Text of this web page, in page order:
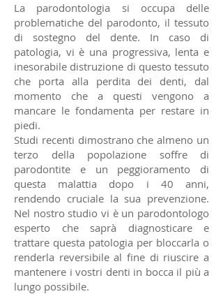
La parodontologia si occupa delle
problematiche del parodonto, il tessuto
di sostegno del dente. In caso di
patologia, vi è una progressiva, lenta e
inesorabile distruzione di questo tessuto
che porta alla perdita dei denti, dal
momento che a questi vengono a
mancare le fondamenta per restare in
piedi.
Studi recenti dimostrano che almeno un
terzo della popolazione soffre di
parodontite e un peggioramento di
questa malattia dopo i 40 anni,
rendendo cruciale la sua prevenzione.
Nel nostro studio vi è un parodontologo
esperto che saprà diagnosticare e
trattare questa patologia per bloccarla o
renderla reversibile al fine di riuscire a
mantenere i vostri denti in bocca il più a
lungo possibile.